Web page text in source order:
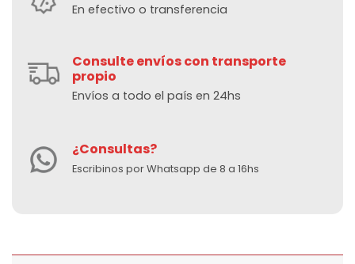
En efectivo o transferencia
Consulte envíos con transporte
propio
Envíos a todo el país en 24hs
¿Consultas?
Escribinos por Whatsapp de 8 a 16hs